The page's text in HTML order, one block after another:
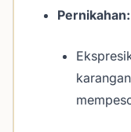
Pernikahan: